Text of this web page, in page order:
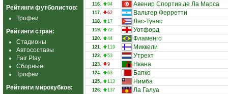
Рейтинги футболистов:
Трофеи
Рейтинги стран:
Стадионы
Автосоставы
Fair Play
Сборные
Трофеи
Рейтинги мирокубков:
116. 94 Авенир Спортив де Ла Марса
117. 62 Вальтер Ферретти
118. 17 Лас-Тунас
119. 72 Уотфорд
120. 44 Фламенго
121. 119 Миккели
122. 53 Утрехт
123. 9 Нкана
124. 63 Бапко
125. 113 Нимба
126. 137 Ла Галуа